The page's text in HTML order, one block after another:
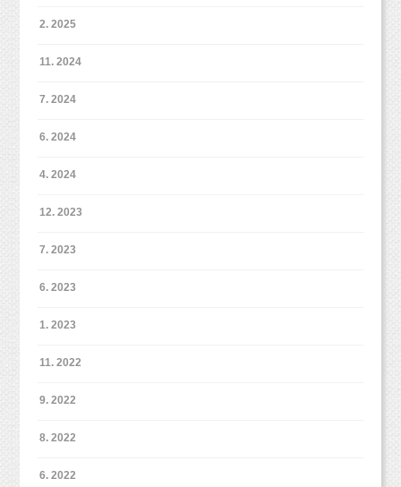
2. 2025
11. 2024
7. 2024
6. 2024
4. 2024
12. 2023
7. 2023
6. 2023
1. 2023
11. 2022
9. 2022
8. 2022
6. 2022